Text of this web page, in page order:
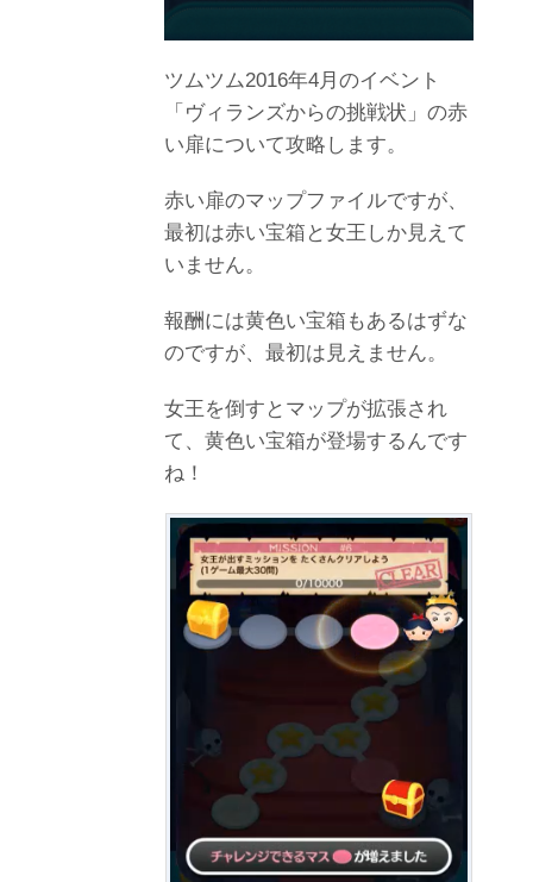
ツムツム2016年4月のイベント
「ヴィランズからの挑戦状」の赤
い扉について攻略します。
赤い扉のマップファイルですが、
最初は赤い宝箱と女王しか見えて
いません。
報酬には黄色い宝箱もあるはずな
のですが、最初は見えません。
女王を倒すとマップが拡張され
て、黄色い宝箱が登場するんです
ね！